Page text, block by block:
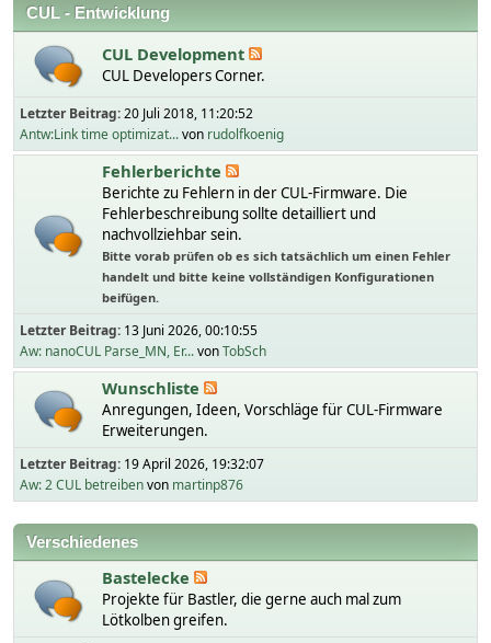
CUL - Entwicklung
CUL Development
CUL Developers Corner.
Letzter Beitrag:20 Juli 2018, 11:20:52
Antw:Link time optimizat...von rudolfkoenig
Fehlerberichte
Berichte zu Fehlern in der CUL-Firmware. Die
Fehlerbeschreibung sollte detailliert und
nachvollziehbar sein.
Bitte vorab prüfen ob es sich tatsächlich um einen Fehler
handelt und bitte keine vollständigen Konfigurationen
beifügen.
Letzter Beitrag: 13 Juni 2026, 00:10:55
Aw: nanoCUL Parse_MN, Er...vonTobSch
Wunschliste
Anregungen, Ideen, Vorschläge für CUL-Firmware
Erweiterungen.
Letzter Beitrag: 19 April 2026, 19:32:07
Aw: 2 CUL betreibenvon martinp876
Verschiedenes
Bastelecke
Projekte für Bastler, die gerne auch mal zum
Lötkolben greifen.